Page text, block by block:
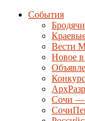
События
Вести
Новое в
Сочи —